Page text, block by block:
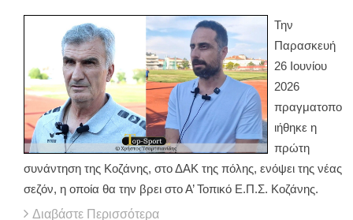
Την
Παρασκευή
26 Ιουνίου
2026
πραγματοπο
ιήθηκε η
πρώτη
συνάντηση της Κοζάνης, στο ΔΑΚ της πόλης, ενόψει της νέας
σεζόν, η οποία θα την βρει στο Α’ Τοπικό Ε.Π.Σ. Κοζάνης.
Διαβάστε Περισσότερα